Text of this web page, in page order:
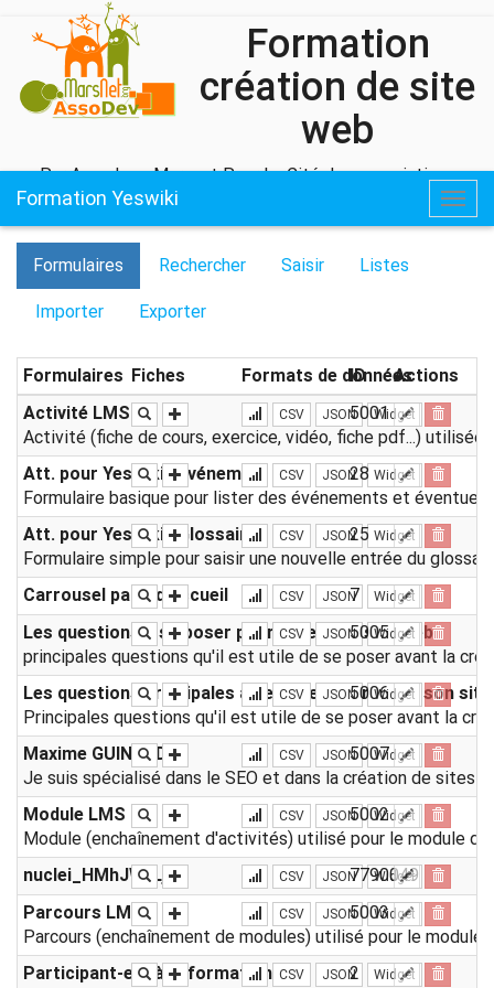
Formation
création de site
web
Par Assodev - Marsnet Pour La Cité des associations
Formation Yeswiki
Formulaires Rechercher Saisir Listes
Importer Exporter
Formulaires Fiches Formats de données
ID
Actions
Activité LMS
Activité (fiche de cours, exercice, vidéo, fiche pdf...) utilisée
CSV JSON Widget
5001
Att. pour Yeswiki : Evénement
Formulaire basique pour lister des événements et
CSV JSON Widget
28
Att. pour Yeswiki : Glossaire
Formulaire simple pour saisir une nouvelle entrée du
CSV JSON Widget
25
Carrousel page d'accueil CSV JSON Widget
7
Les questions à se poser pour créer son site web
principales questions qu'il est utile de se poser avant la
CSV JSON Widget
5005
Les questions principales à se poser pour créer son site
Principales questions qu'il est utile de se poser avant la
CSV JSON Widget
5006
Maxime GUINARD
Je suis spécialisé dans le SEO et dans la création de sites
CSV JSON Widget
5007
Module LMS
Module (enchaînement d'activités) utilisé pour le module
CSV JSON Widget
5002
nuclei_HMhJWfLj CSV JSON Widget
7790049
Parcours LMS
Parcours (enchaînement de modules) utilisé pour le module
CSV JSON Widget
5003
Participant-e-s à la formation CSV JSON Widget
2